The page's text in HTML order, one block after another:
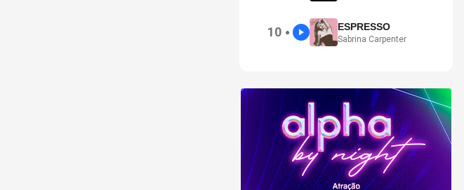
10 ● ESPRESSO
Sabrina Carpenter